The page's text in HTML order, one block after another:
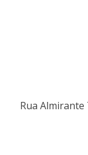
Rua Almirante